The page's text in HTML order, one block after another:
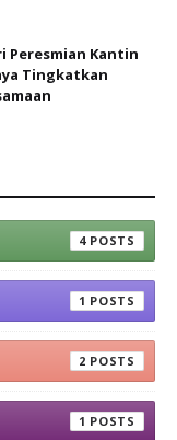
Peresmian Kantin
Tingkatkan
4
1
2
1